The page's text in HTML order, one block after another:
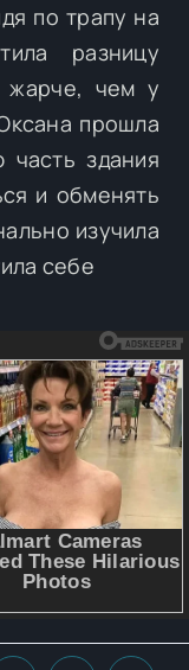
по трапу на
разницу
жарче, чем у
прошла
здания
и обменять
изучила
себе